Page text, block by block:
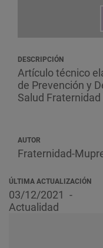
DESCRIPCIÓN
Artículo técnico
de Prevención y
Salud
AUTOR
Fraternidad-
ÚLTIMA ACTUALIZACIÓN
03/12/2021
Actualidad